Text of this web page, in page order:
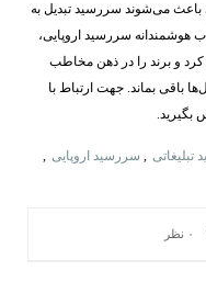
باعث می‌شوند سررسید تبدیل به
هوشمندانه سررسید اروپایی،
کرد و برند را در ذهن مخاطب
باقی بماند. جهت ارتباط با
, سررسید اروپایی ,
۰ نظر